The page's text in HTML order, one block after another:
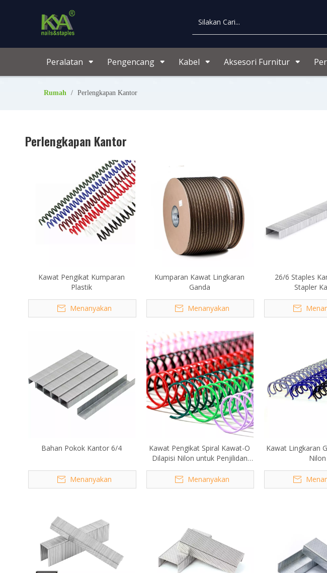
Peralatan Pengencang Kabel Aksesori Furnitur
Rumah / Perlengkapan Kantor
Perlengkapan Kantor
Kawat Pengikat Kumparan
Plastik
Menanyakan
Kumparan Kawat Lingkaran
Ganda
Menanyakan
26/6 Staples
Stapler
Bahan Pokok Kantor 6/4
Menanyakan
Kawat Pengikat Spiral Kawat-O
Dilapisi Nilon untuk Penjilidan
Buku
Menanyakan
Kawat Lingkaran
Nilon